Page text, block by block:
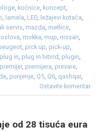
kočnice koncept
lamela LED ležajevi kotača
servis mazda metlice
mokka mup nissan
pick up pick-up
plug in plug in hibrid plugin
premijer, premijera prevare
punjenje Q5 Q6 qashqai
Ostavite komentar
od 28 tisuća eura